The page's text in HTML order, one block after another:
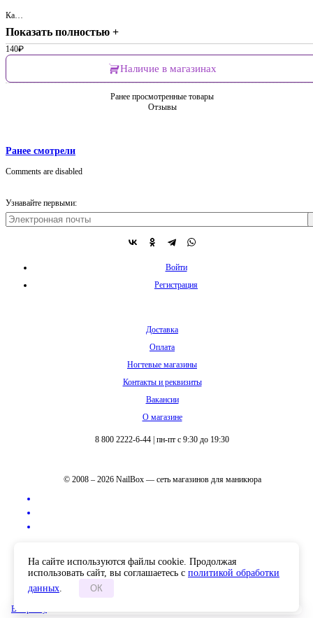
Ка…
Показать полностью +
140₽
В корзину
Наличие в магазинах
Ранее просмотренные товары
Отзывы
Ранее смотрели
Comments are disabled
Узнавайте первыми:
Войти
Регистрация
Доставка
Оплата
Ногтевые магазины
Контакты и реквизиты
Вакансии
О магазине
8 800 2222-6-44 пн-пт с 9:30 до 19:30
© 2008 – 2026 NailBox — сеть магазинов для маникюра
На сайте используются файлы cookie. Продолжая
использовать сайт, вы соглашаетесь с политикой обработки
данных. ОК